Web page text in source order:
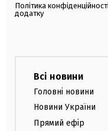
Політика конфіденційності
додатку
Всі новини
Головні новини
Новини України
Прямий ефір